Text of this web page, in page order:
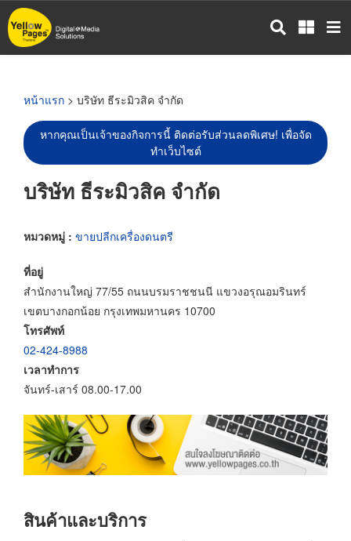
ข้าม
ไป
หน้าแรก > บริษัท ธีระมิวสิค จำกัด
หากคุณเป็นเจ้าของกิจการนี้ ติดต่อรับส่วนลดพิเศษ! เพื่อจัด
ทำเว็บไซต์
บริษัท ธีระมิวสิค จำกัด
หมวดหมู่ : ขายปลีกเครื่องดนตรี
ที่อยู่
สำนักงานใหญ่ 77/55 ถนนบรมราชชนนี แขวงอรุณอมรินทร์
เขตบางกอกน้อย กรุงเทพมหานคร 10700
โทรศัพท์
02-424-8988
เวลาทำการ
จันทร์-เสาร์ 08.00-17.00
สินค้าและบริการ